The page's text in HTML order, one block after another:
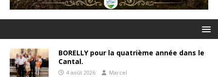
BORELLY pour la quatrième année dans le
Cantal.
4 août 2026 Marcel